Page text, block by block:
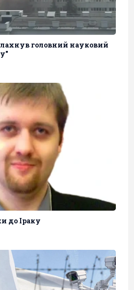
головний науковий
до Іраку